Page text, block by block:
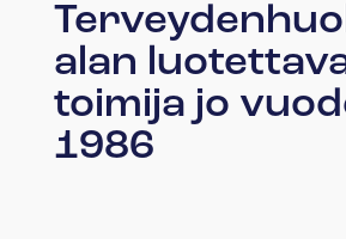
alan
toimija jo
1986